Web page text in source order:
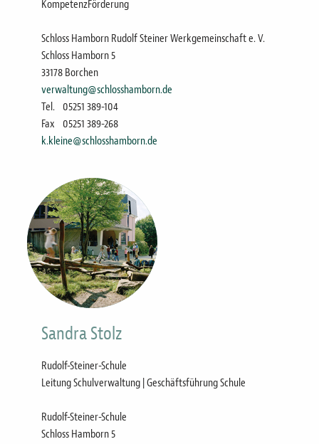
KompetenzFörderung
Schloss Hamborn Rudolf Steiner Werkgemeinschaft e. V.
Schloss Hamborn 5
33178 Borchen
verwaltung@schlosshamborn.de
Tel.
05251 389-104
Fax
05251 389-268
k.kleine@schlosshamborn.de
Sandra Stolz
Rudolf-Steiner-Schule
Leitung Schulverwaltung | Geschäftsführung Schule
Rudolf-Steiner-Schule
Schloss Hamborn 5